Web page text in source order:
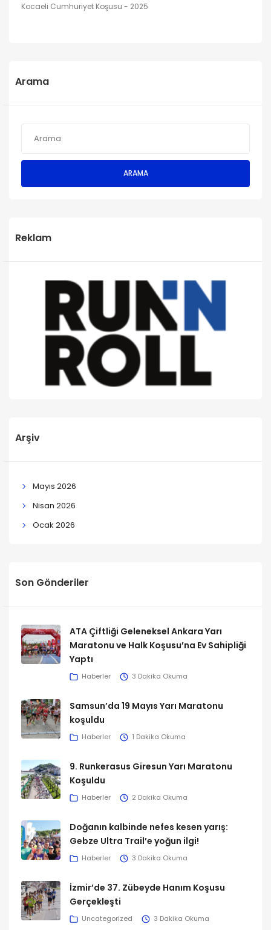
Kocaeli Cumhuriyet Koşusu - 2025
Arama
ARAMA
Reklam
Arşiv
Mayıs 2026
Nisan 2026
Ocak 2026
Son Gönderiler
ATA Çiftliği Geleneksel Ankara Yarı
Maratonu ve Halk Koşusu’na Ev Sahipliği
Yaptı
Haberler 3 Dakika Okuma
Samsun’da 19 Mayıs Yarı Maratonu
koşuldu
Haberler 1 Dakika Okuma
9. Runkerasus Giresun Yarı Maratonu
Koşuldu
Haberler 2 Dakika Okuma
Doğanın kalbinde nefes kesen yarış:
Gebze Ultra Trail’e yoğun ilgi!
Haberler 3 Dakika Okuma
İzmir’de 37. Zübeyde Hanım Koşusu
Gerçekleşti
Uncategorized 3 Dakika Okuma